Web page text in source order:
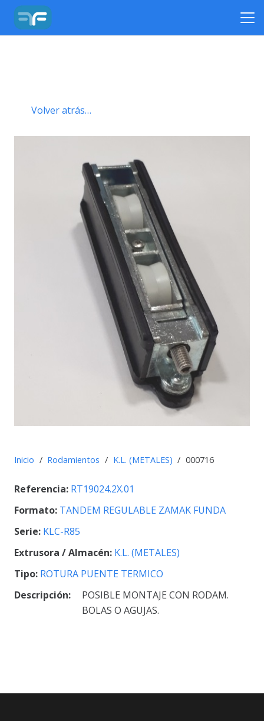
Volver atrás…
Inicio / Rodamientos / K.L. (METALES) / 000716
Referencia: RT19024.2X.01
Formato: TANDEM REGULABLE ZAMAK FUNDA
Serie: KLC-R85
Extrusora / Almacén: K.L. (METALES)
Tipo: ROTURA PUENTE TERMICO
Descripción:
POSIBLE MONTAJE CON RODAM.
BOLAS O AGUJAS.